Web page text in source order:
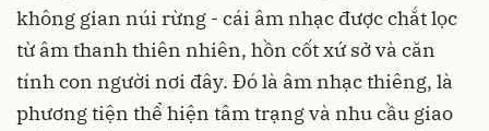
không gian núi rừng - cái âm nhạc được chắt lọc
từ âm thanh thiên nhiên, hồn cốt xứ sở và căn
tính con người nơi đây. Ðó là âm nhạc thiêng, là
phương tiện thể hiện tâm trạng và nhu cầu giao